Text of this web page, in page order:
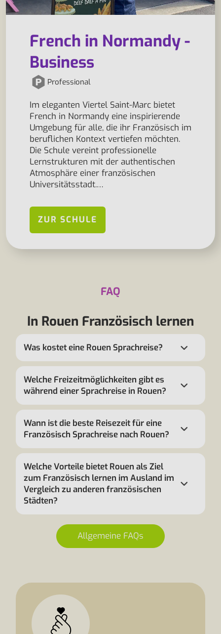
French in Normandy -
Business
Professional
Im eleganten Viertel Saint-Marc bietet
French in Normandy eine inspirierende
Umgebung für alle, die ihr Französisch im
beruflichen Kontext vertiefen möchten.
Die Schule vereint professionelle
Lernstrukturen mit der authentischen
Atmosphäre einer französischen
Universitätsstadt.…
ZUR SCHULE
FAQ
In Rouen Französisch lernen
Was kostet eine Rouen Sprachreise?
Welche Freizeitmöglichkeiten gibt es
während einer Sprachreise in Rouen?
Wann ist die beste Reisezeit für eine
Französisch Sprachreise nach Rouen?
Welche Vorteile bietet Rouen als Ziel
zum Französisch lernen im Ausland im
Vergleich zu anderen französischen
Städten?
Allgemeine FAQs